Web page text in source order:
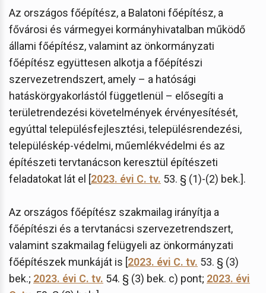
Az országos főépítész, a Balatoni főépítész, a
fővárosi és vármegyei kormányhivatalban működő
állami főépítész, valamint az önkormányzati
főépítész együttesen alkotja a főépítészi
szervezetrendszert, amely – a hatósági
hatáskörgyakorlástól függetlenül – elősegíti a
területrendezési követelmények érvényesítését,
egyúttal településfejlesztési, településrendezési,
településkép-védelmi, műemlékvédelmi és az
építészeti tervtanácson keresztül építészeti
feladatokat lát el [2023. évi C. tv. 53. § (1)-(2) bek.].
Az országos főépítész szakmailag irányítja a
főépítészi és a tervtanácsi szervezetrendszert,
valamint szakmailag felügyeli az önkormányzati
főépítészek munkáját is [2023. évi C. tv. 53. § (3)
bek.; 2023. évi C. tv. 54. § (3) bek. c) pont; 2023. évi